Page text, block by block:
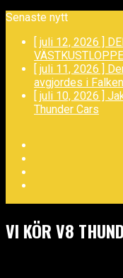
Senaste nytt
[ juli 12, 2026 ]
[ juli 11, 2026 ]
avgjordes i
[ juli 10, 2026 ]
Thunder Cars
VI KÖR V8